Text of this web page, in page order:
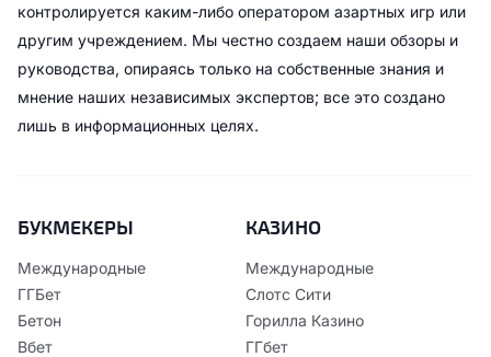
контролируется каким-либо оператором азартных игр или
другим учреждением. Мы честно создаем наши обзоры и
руководства, опираясь только на собственные знания и
мнение наших независимых экспертов; все это создано
лишь в информационных целях.
БУКМЕКЕРЫ
Международные
ГГБет
Бетон
Вбет
КАЗИНО
Международные
Слотс Сити
Горилла Казино
ГГбет